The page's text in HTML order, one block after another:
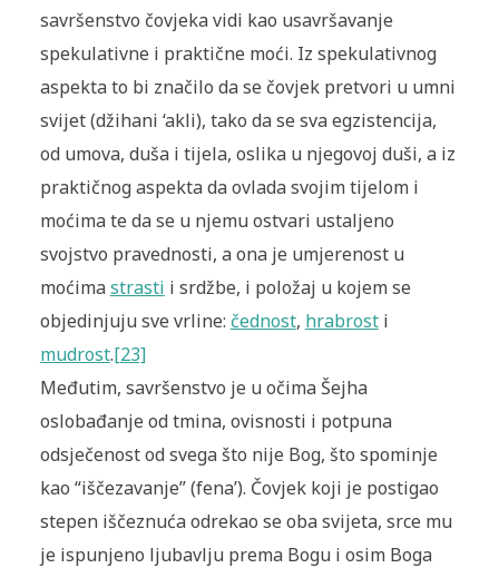
savršenstvo čovjeka vidi kao usavršavanje
spekulativne i praktične moći. Iz spekulativnog
aspekta to bi značilo da se čovjek pretvori u umni
svijet (džihani ‘akli), tako da se sva egzistencija,
od umova, duša i tijela, oslika u njegovoj duši, a iz
praktičnog aspekta da ovlada svojim tijelom i
moćima te da se u njemu ostvari ustaljeno
svojstvo pravednosti, a ona je umjerenost u
moćimastrasti i srdžbe, i položaj u kojem se
objedinjuju sve vrline: čednost, hrabrosti
mudrost.[23]
Međutim, savršenstvo je u očima Šejha
oslobađanje od tmina, ovisnosti i potpuna
odsječenost od svega što nije Bog, što spominje
kao “iščezavanje” (fena’). Čovjek koji je postigao
stepen iščeznuća odrekao se oba svijeta, srce mu
je ispunjeno ljubavlju prema Bogu i osim Boga